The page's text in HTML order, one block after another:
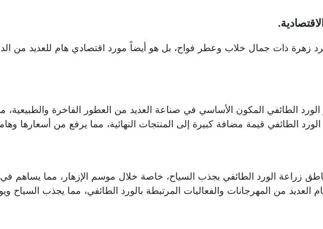
زهرة ذات جمال خلاب وعطر فواح، بل هو أيضاً مورد اقتصادي هام للعديد من
الطائفي المكون الأساسي في صناعة العديد من العطور الفاخرة والطبيعية،
الطائفي قيمة مضافة كبيرة إلى المنتجات النهائية، مما يرفع من أسعارها
زراعة الورد الطائفي بجذب السياح، خاصة خلال موسم الإزهار، مما يساهم
العديد من المهرجانات والفعاليات المرتبطة بالورد الطائفي، مما يجذب